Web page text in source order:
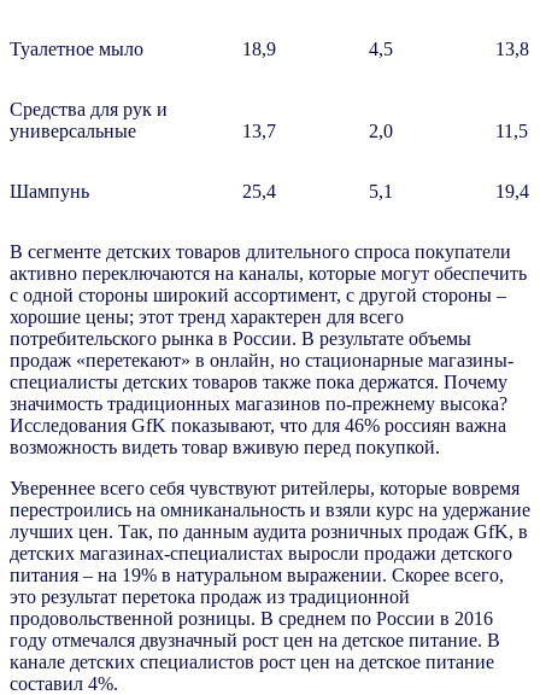
Туалетное мыло 18,9 4,5 13,8
Средства для рук и
универсальные
13,7 2,0 11,5
Шампунь 25,4 5,1 19,4
В сегменте детских товаров длительного спроса покупатели
активно переключаются на каналы, которые могут обеспечить
с одной стороны широкий ассортимент, с другой стороны –
хорошие цены; этот тренд характерен для всего
потребительского рынка в России. В результате объемы
продаж «перетекают» в онлайн, но стационарные магазины-
специалисты детских товаров также пока держатся. Почему
значимость традиционных магазинов по-прежнему высока?
Исследования GfK показывают, что для 46% россиян важна
возможность видеть товар вживую перед покупкой.
Увереннее всего себя чувствуют ритейлеры, которые вовремя
перестроились на омниканальность и взяли курс на удержание
лучших цен. Так, по данным аудита розничных продаж GfK, в
детских магазинах-специалистах выросли продажи детского
питания – на 19% в натуральном выражении. Скорее всего,
это результат перетока продаж из традиционной
продовольственной розницы. В среднем по России в 2016
году отмечался двузначный рост цен на детское питание. В
канале детских специалистов рост цен на детское питание
составил 4%.